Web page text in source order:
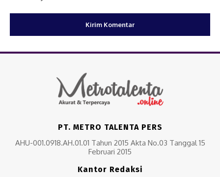
PT. METRO TALENTA PERS
AHU-001.0918.AH.01.01 Tahun 2015 Akta No.03 Tanggal 15
Februari 2015
Kantor Redaksi